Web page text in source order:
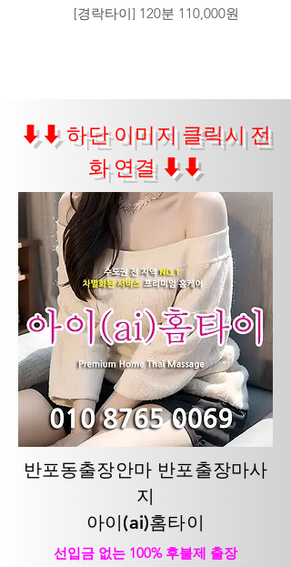
[경락타이] 120분 110,000원
⬇⬇ 하단 이미지 클릭시 전
화 연결 ⬇⬇
반포동출장안마 반포출장마사
지
아이(ai)홈타이
선입금 없는 100% 후불제 출장